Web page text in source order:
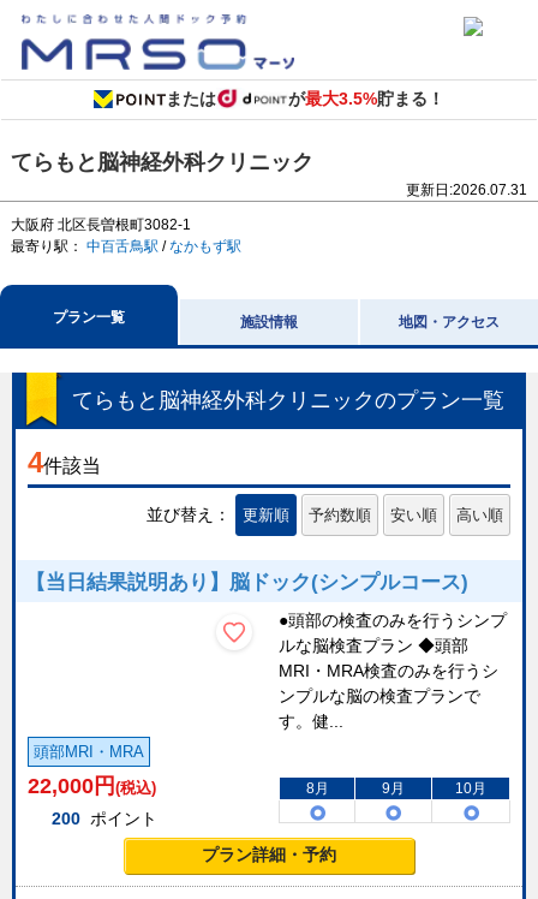
または が最大3.5%貯まる！
てらもと脳神経外科クリニック
更新日:2026.07.31
大阪府 北区長曽根町3082-1
最寄り駅： 中百舌鳥駅 /なかもず駅
プラン一覧 施設情報 地図・アクセス
てらもと脳神経外科クリニックのプラン一覧
4件該当
並び替え： 更新順 予約数順 安い順 高い順
【当日結果説明あり】脳ドック(シンプルコース)
●頭部の検査のみを行うシンプ
ルな脳検査プラン ◆頭部
MRI・MRA検査のみを行うシ
ンプルな脳の検査プランで
す。健...
頭部MRI・MRA
22,000 円 (税込)
200 ポイント
8月 9月 10月
プラン詳細・予約